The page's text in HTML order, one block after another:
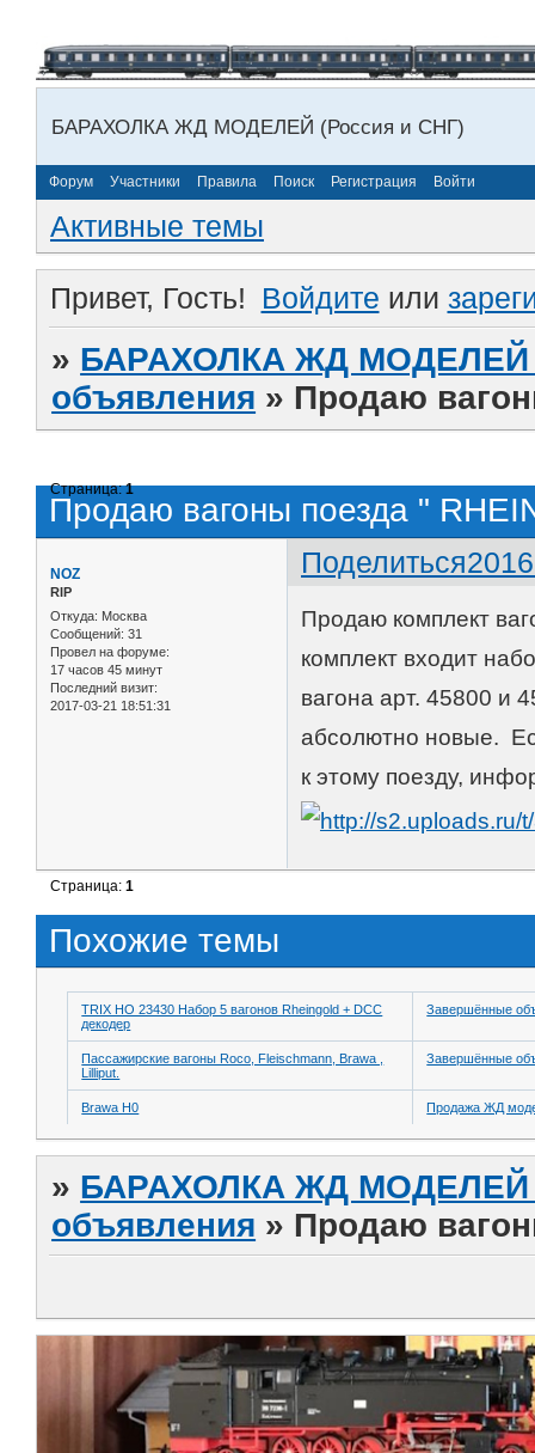
БАРАХОЛКА ЖД МОДЕЛЕЙ (Россия и СНГ)
Форум Участники Правила Поиск Регистрация Войти
Активные темы
Привет, Гость! Войдите или
» БАРАХОЛКА ЖД МОДЕЛЕЙ
объявления » Продаю
Продаю вагоны поезда "
Страница:1
Поделиться
NOZ
RIP
Откуда: Москва
Сообщений: 31
Провел на форуме:
17 часов 45 минут
Последний визит:
2017-03-21 18:51:31
Продаю комплект
комплект входит
вагона арт. 45800 и
абсолютно новые.
к этому поезду,
Страница:1
Похожие темы
TRIX HO 23430 Набор 5 вагонов Rheingold + DCC
декодер
Завершённые
Пассажирские вагоны Roco, Fleischmann, Brawa ,
Lilliput.
Завершённые
Brawa H0 Продажа ЖД
» БАРАХОЛКА ЖД МОДЕЛЕЙ
объявления » Продаю